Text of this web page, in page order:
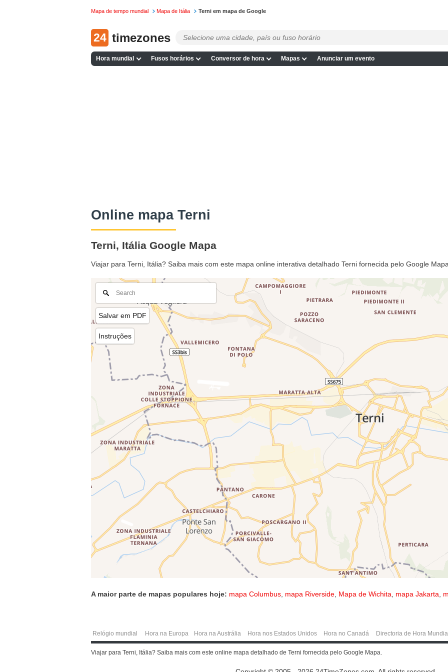
Mapa de tempo mundial Mapa de Itália Terni em mapa de Google
24 timezones
Hora mundial Fusos horários Conversor de hora Mapas Anunciar um evento
Online mapa Terni
Terni, Itália Google Mapa
Viajar para Terni, Itália? Saiba mais com este mapa online interativa detalhado Terni fornecida pelo Google
Salvar em PDF
Instruções
A maior parte de mapas populares hoje: mapa Columbus mapa Riverside Mapa de Wichita mapa Jakarta
Relógio mundial Hora na Europa Hora na Austrália Hora nos Estados Unidos Hora no Canadá Directoria de Hora
Viajar para Terni, Itália? Saiba mais com este online mapa detalhado de Terni fornecida pelo Google Mapa.